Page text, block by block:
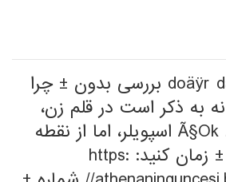
توجه: doäÿr dã¼zgã¼n بررسی بدون ± چرا
به ذکر است در قلم زن،
کتاب ± Ã§Ok zormuåÿ اسپویلر، اما از نقطه
gã¶rmez :) آینه ± زمان کنید: https: